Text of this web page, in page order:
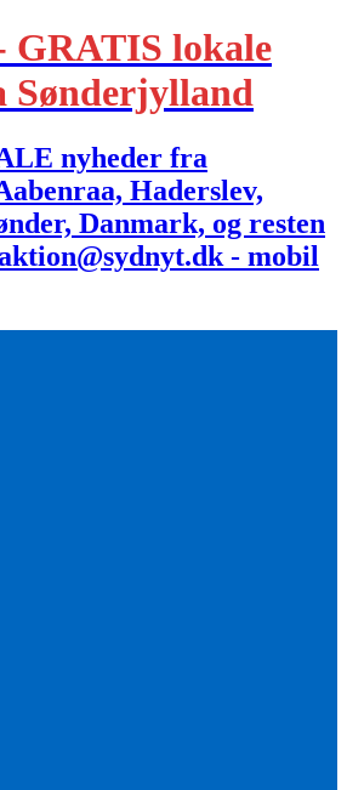
GRATIS lokale
Sønderjylland
nyheder fra
Haderslev,
Danmark, og resten
- mobil